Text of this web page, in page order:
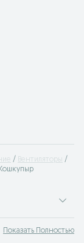
Вентиляторы
Показать Полностью